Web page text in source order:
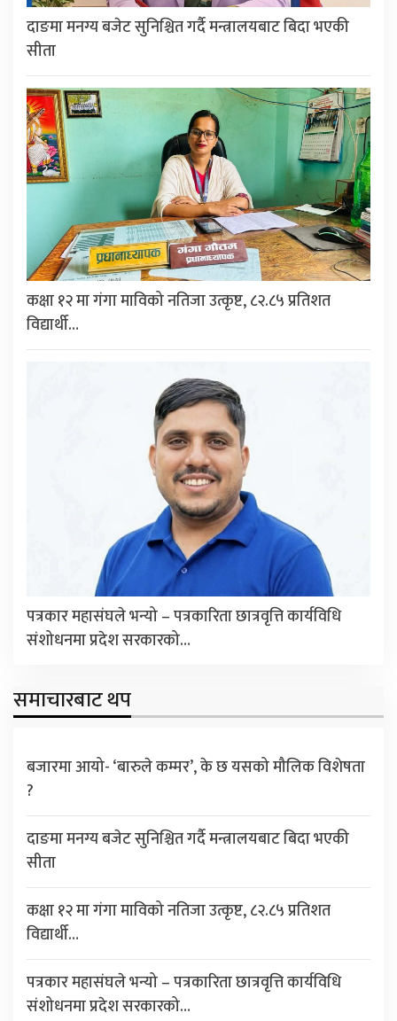
दाङमा मनग्य बजेट सुनिश्चित गर्दै मन्त्रालयबाट बिदा भएकी
सीता
कक्षा १२ मा गंगा माविको नतिजा उत्कृष्ट, ८२.८५ प्रतिशत
विद्यार्थी…
पत्रकार महासंघले भन्यो – पत्रकारिता छात्रवृत्ति कार्यविधि
संशोधनमा प्रदेश सरकारको…
समाचारबाट थप
बजारमा आयो- ‘बारुले कम्मर’, के छ यसको मौलिक विशेषता
?
दाङमा मनग्य बजेट सुनिश्चित गर्दै मन्त्रालयबाट बिदा भएकी
सीता
कक्षा १२ मा गंगा माविको नतिजा उत्कृष्ट, ८२.८५ प्रतिशत
विद्यार्थी…
पत्रकार महासंघले भन्यो – पत्रकारिता छात्रवृत्ति कार्यविधि
संशोधनमा प्रदेश सरकारको…